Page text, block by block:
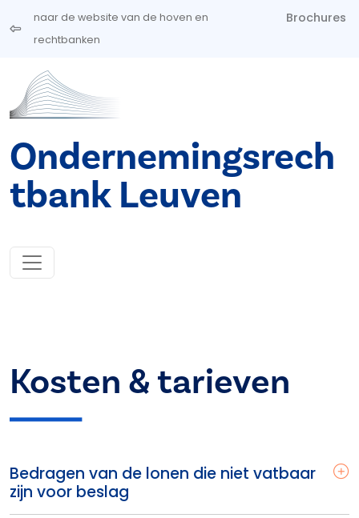
Overslaan en naar de inhoud gaan
naar de website van de hoven en
rechtbanken
Brochures
Ondernemingsrech
tbank Leuven
Kosten & tarieven
Bedragen van de lonen die niet vatbaar
zijn voor beslag